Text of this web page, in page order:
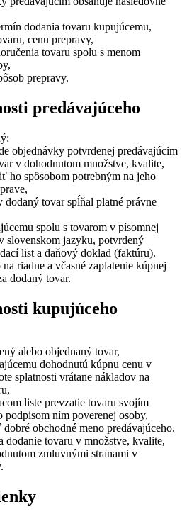
dodania tovaru kupujúcemu,
cenu prepravy,
tovaru spolu s menom
prepravy.
predávajúceho
objednávky potvrdenej predávajúcim
v dohodnutom množstve, kvalite,
ho spôsobom potrebným na jeho
dodaný tovar spĺňal platné právne
spolu s tovarom v písomnej
slovenskom jazyku, potvrdený
list a daňový doklad (faktúru).
riadne a včasné zaplatenie kúpnej
dodaný tovar.
kupujúceho
alebo objednaný tovar,
dohodnutú kúpnu cenu v
splatnosti vrátane nákladov na
liste prevzatie tovaru svojím
podpisom ním poverenej osoby,
obchodné meno predávajúceho.
dodanie tovaru v množstve, kvalite,
zmluvnými stranami v